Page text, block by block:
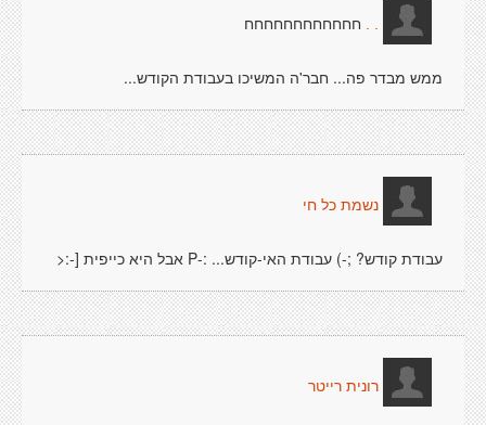
חחחחחחחחחחחח
ממש מבדר פה... חבר'ה המשיכו בעבודת הקודש...
נשמת כל חי
עבודת קודש? ;-) עבודת האי-קודש... :-P אבל היא כייפית [-:<
רונית רייטר